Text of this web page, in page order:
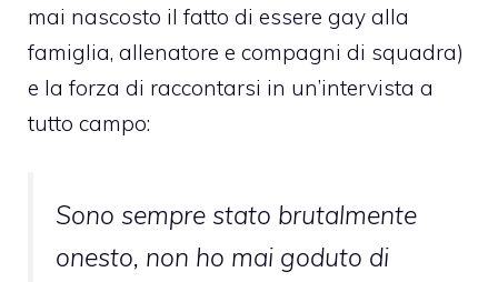
mai nascosto il fatto di essere gay alla
famiglia, allenatore e compagni di squadra)
e la forza di raccontarsi in un’intervista a
tutto campo:
Sono sempre stato brutalmente
onesto, non ho mai goduto di